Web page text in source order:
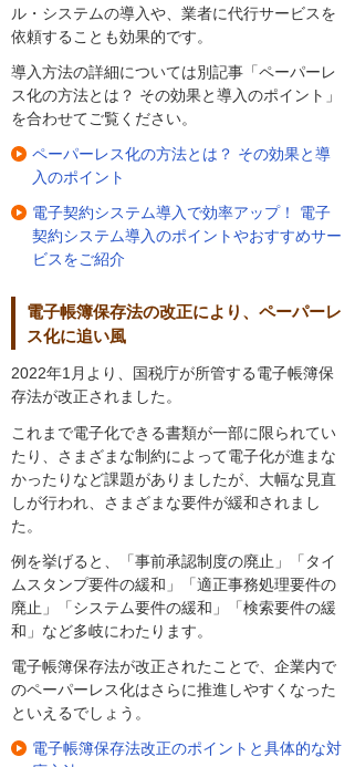
ル・システムの導入や、業者に代行サービスを
依頼することも効果的です。
導入方法の詳細については別記事「ペーパーレ
ス化の方法とは？ その効果と導入のポイント」
を合わせてご覧ください。
ペーパーレス化の方法とは？ その効果と導
入のポイント
電子契約システム導入で効率アップ！ 電子
契約システム導入のポイントやおすすめサー
ビスをご紹介
電子帳簿保存法の改正により、ペーパーレ
ス化に追い風
2022年1月より、国税庁が所管する電子帳簿保
存法が改正されました。
これまで電子化できる書類が一部に限られてい
たり、さまざまな制約によって電子化が進まな
かったりなど課題がありましたが、大幅な見直
しが行われ、さまざまな要件が緩和されまし
た。
例を挙げると、「事前承認制度の廃止」「タイ
ムスタンプ要件の緩和」「適正事務処理要件の
廃止」「システム要件の緩和」「検索要件の緩
和」など多岐にわたります。
電子帳簿保存法が改正されたことで、企業内で
のペーパーレス化はさらに推進しやすくなった
といえるでしょう。
電子帳簿保存法改正のポイントと具体的な対